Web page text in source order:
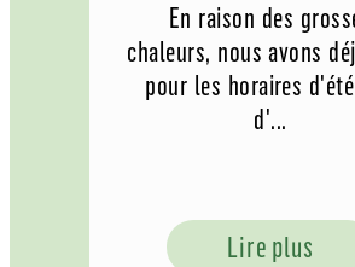
En raison des
chaleurs, nous avons
pour les horaires
d'...
Lire plus